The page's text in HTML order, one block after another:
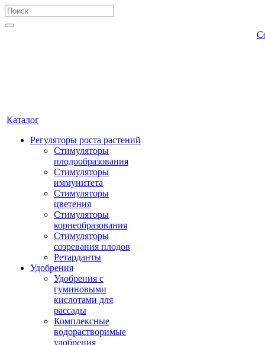
Каталог
Регуляторы роста растений
Стимуляторы
плодообразования
Стимуляторы
иммунитета
Стимуляторы
цветения
Стимуляторы
корнеобразования
Стимуляторы
созревания плодов
Ретарданты
Удобрения
Удобрения с
гуминовыми
кислотами для
рассады
Комплексные
водорастворимые
удобрения